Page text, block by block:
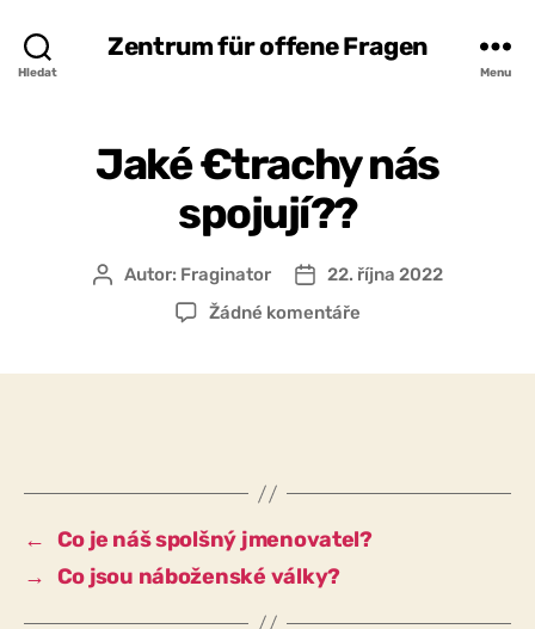
Hledat
Zentrum für offene Fragen
Menu
Jaké €trachy nás
spojují??
Autor
příspěvku
Autor: Fraginator
Datum
příspěvku
22. října 2022
Žádné komentářeu
spojují??
← Co je náš spolšný jmenovatel?
→ Co jsou náboženské války?